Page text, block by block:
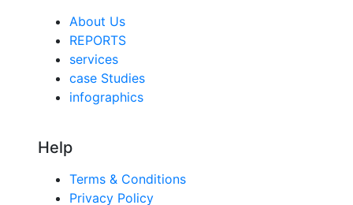
About Us
REPORTS
services
case Studies
infographics
Help
Terms & Conditions
Privacy Policy